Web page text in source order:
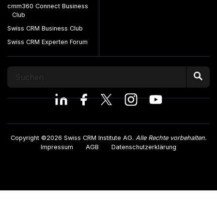
cmm360 Connect Business
Club
Swiss CRM Business Club
Swiss CRM Experten Forum
Copyright ©2026 Swiss CRM Institute AG. Alle Rechte vorbehalten.
Impressum
AGB Datenschutzerklärung